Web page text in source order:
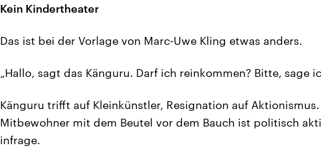
Kein Kindertheater
Das ist bei der Vorlage von Marc-Uwe Kling etwas anders.
„Hallo, sagt das Känguru. Darf ich reinkommen? Bitte, sage
Känguru trifft auf Kleinkünstler, Resignation auf
Mitbewohner mit dem Beutel vor dem Bauch ist politisch
infrage.